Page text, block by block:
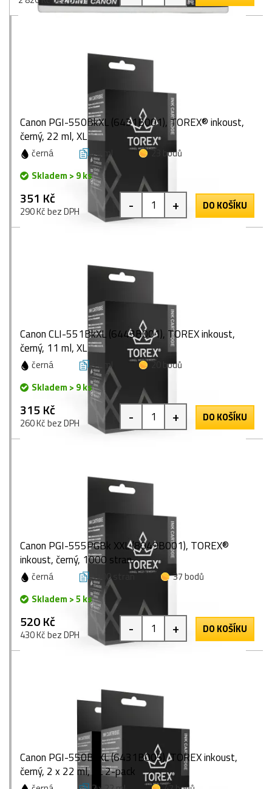
Canon PGI-550BkXL (6431B001), TOREX® inkoust,
černý, 22 ml, XL
černá 22 ml
23 bodů
Skladem > 9 ks
351 Kč
290 Kč bez DPH - + DO KOŠÍKU
Canon CLI-551BkXL (6443B001), TOREX inkoust,
černý, 11 ml, XL
černá 11 ml
20 bodů
Skladem > 9 ks
315 Kč
260 Kč bez DPH - + DO KOŠÍKU
Canon PGI-555PGBk XXL (8049B001), TOREX®
inkoust, černý, 1000 stran
černá 1000 stran
37 bodů
Skladem > 5 ks
520 Kč
430 Kč bez DPH - + DO KOŠÍKU
Canon PGI-550BkXL (6431B005), TOREX inkoust,
černý, 2 x 22 ml, XL 2-pack